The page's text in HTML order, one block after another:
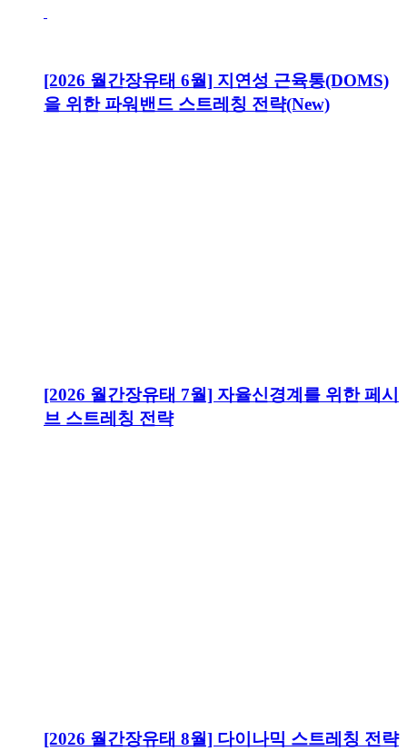
[2026 월간장유태 6월] 지연성 근육통(DOMS)
을 위한 파워밴드 스트레칭 전략(New)
[2026 월간장유태 7월] 자율신경계를 위한 페시
브 스트레칭 전략
[2026 월간장유태 8월] 다이나믹 스트레칭 전략